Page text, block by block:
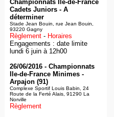
Championnats Ile-de-France
Cadets Juniors - A
déterminer
Stade Jean Bouin, rue Jean Bouin,
93220 Gagny
Règlement - Horaires
Engagements : date limite
lundi 6 juin à 12h00
26/06/2016 - Championnats
Ile-de-France Minimes -
Arpajon (91)
Complexe Sportif Louis Babin, 24
Route de la Ferté Alais, 91290 La
Norville
Règlement